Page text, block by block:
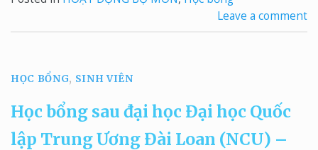
Leave a comment
HỌC BỔNG, SINH VIÊN
Học bổng sau đại học Đại học Quốc
lập Trung Ương Đài Loan (NCU) –